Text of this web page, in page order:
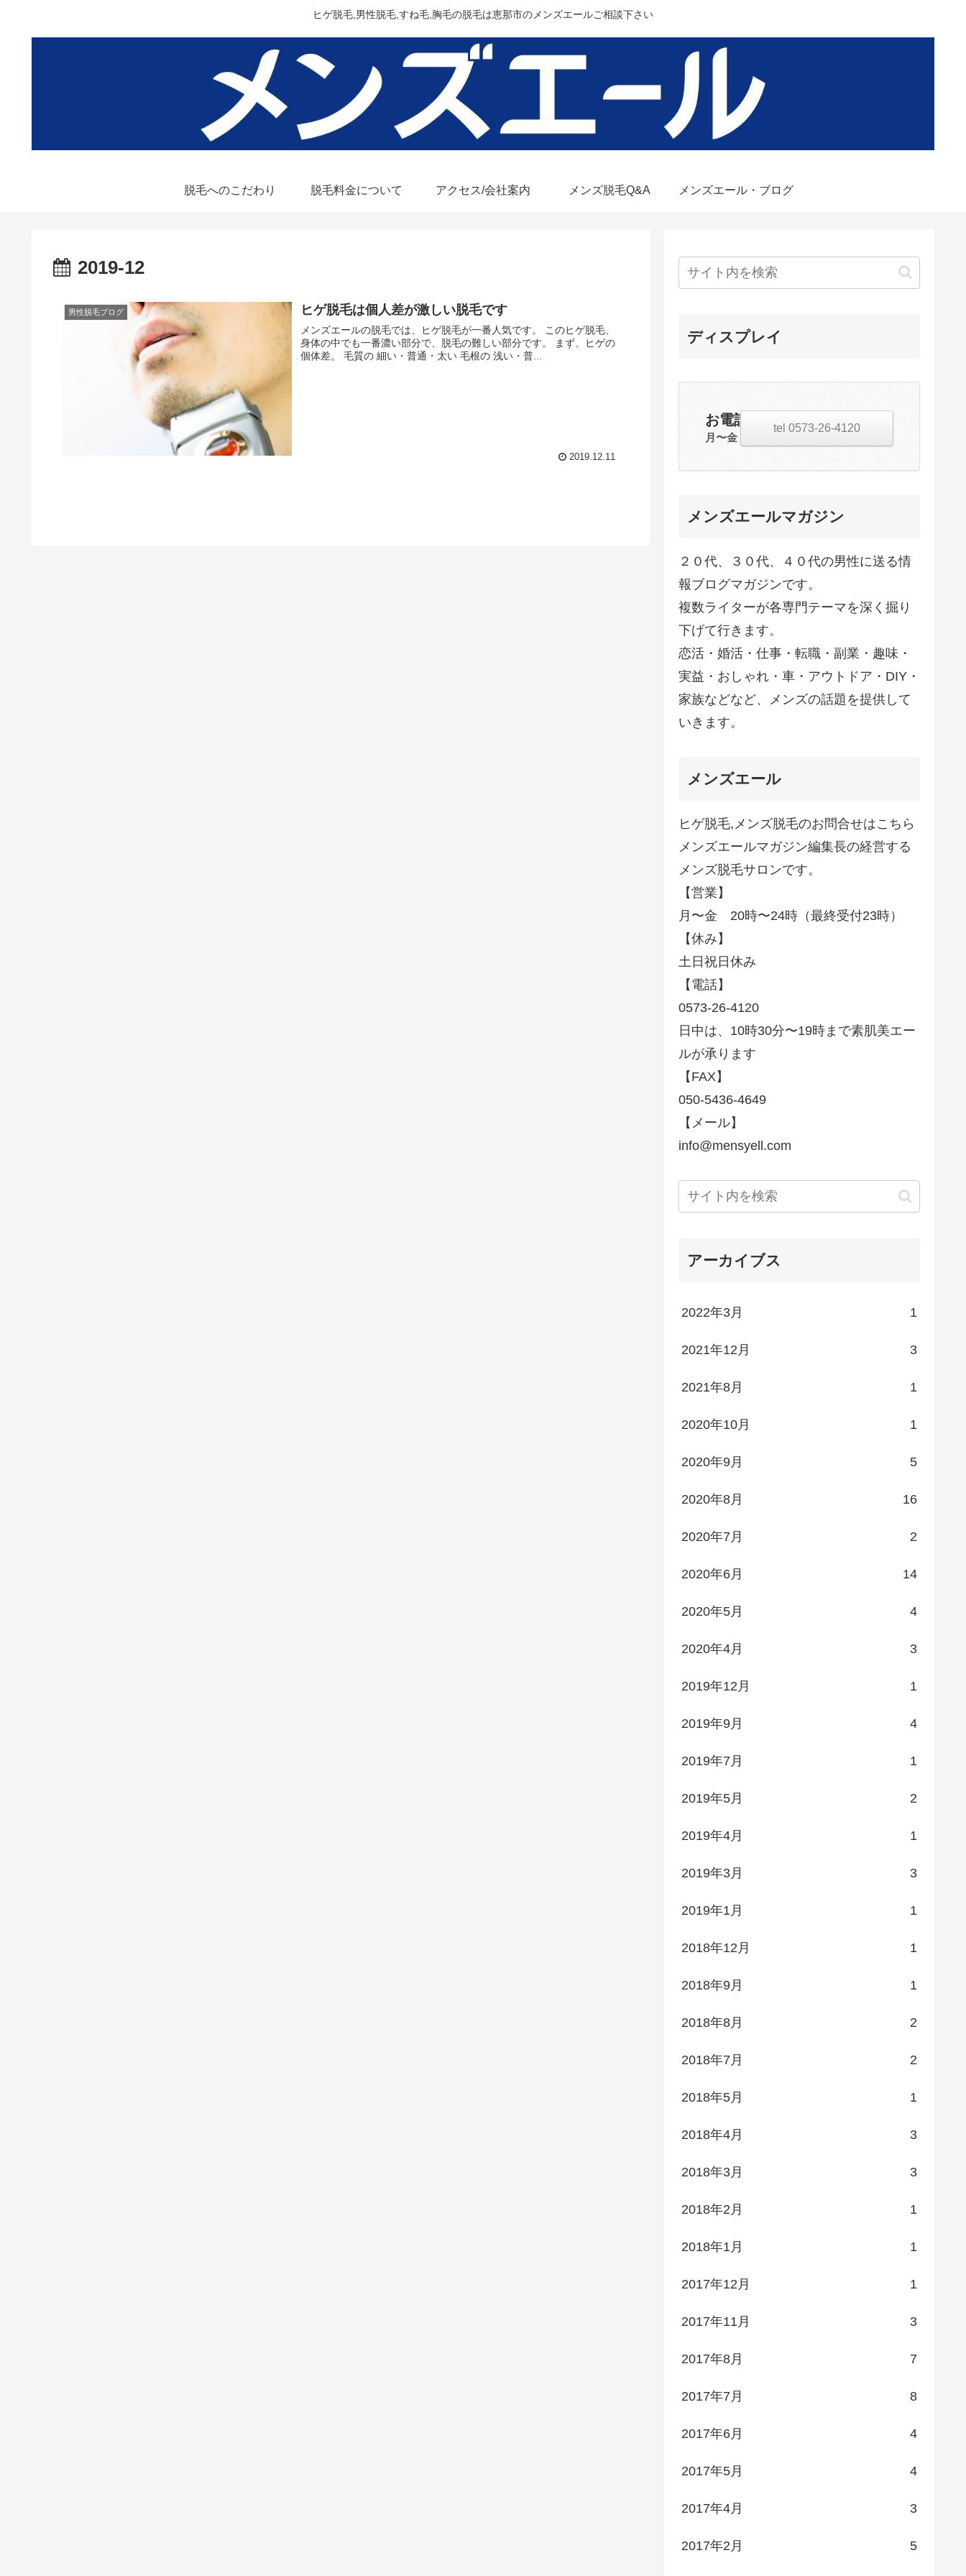
ヒゲ脱毛,男性脱毛,すね毛,胸毛の脱毛は恵那市のメンズエールご相談下さい
脱毛へのこだわり 脱毛料金について アクセス/会社案内 メンズ脱毛Q&A メンズエール・ブログ
2019-12
男性脱毛ブログ ヒゲ脱毛は個人差が激しい脱毛です
メンズエールの脱毛では、ヒゲ脱毛が一番人気です。 このヒゲ脱毛、
身体の中でも一番濃い部分で、脱毛の難しい部分です。 まず、ヒゲの
個体差。 毛質の 細い・普通・太い 毛根の 浅い・普...
2019.12.11
ディスプレイ
お電話・お問合せ
月〜金 20:00~23:00
tel 0573-26-4120
メンズエールマガジン
２０代、３０代、４０代の男性に送る情
報ブログマガジンです。
複数ライターが各専門テーマを深く掘り
下げて行きます。
恋活・婚活・仕事・転職・副業・趣味・
実益・おしゃれ・車・アウトドア・DIY・
家族などなど、メンズの話題を提供して
いきます。
メンズエール
ヒゲ脱毛,メンズ脱毛のお問合せはこちら
メンズエールマガジン編集長の経営する
メンズ脱毛サロンです。
【営業】
月〜金 20時〜24時（最終受付23時）
【休み】
土日祝日休み
【電話】
0573-26-4120
日中は、10時30分〜19時まで素肌美エー
ルが承ります
【FAX】
050-5436-4649
【メール】
info@mensyell.com
アーカイブス
2022年3月 1
2021年12月 3
2021年8月 1
2020年10月 1
2020年9月 5
2020年8月 16
2020年7月 2
2020年6月 14
2020年5月 4
2020年4月 3
2019年12月 1
2019年9月 4
2019年7月 1
2019年5月 2
2019年4月 1
2019年3月 3
2019年1月 1
2018年12月 1
2018年9月 1
2018年8月 2
2018年7月 2
2018年5月 1
2018年4月 3
2018年3月 3
2018年2月 1
2018年1月 1
2017年12月 1
2017年11月 3
2017年8月 7
2017年7月 8
2017年6月 4
2017年5月 4
2017年4月 3
2017年2月 5